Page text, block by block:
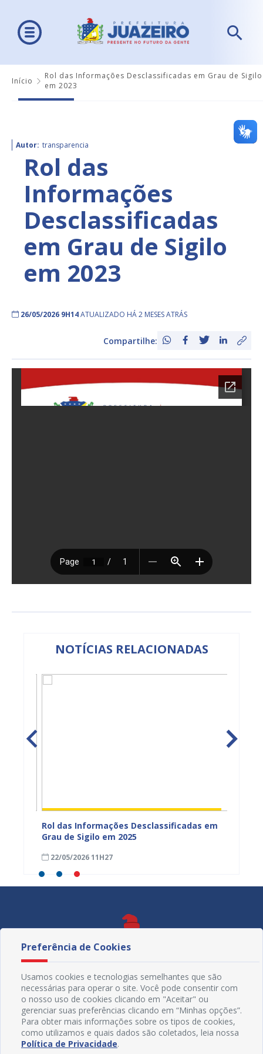
Início
Rol das Informações Desclassificadas em Grau de Sigilo
em 2023
Autor: transparencia
Rol das
Informações
Desclassificadas
em Grau de Sigilo
em 2023
26/05/2026 9H14ATUALIZADO HÁ 2 MESES ATRÁS
Compartilhe:
NOTÍCIAS RELACIONADAS
Rol das Informações Desclassificadas em
Grau de Sigilo em 2025
22/05/2026 11H27
Preferência de Cookies
Usamos cookies e tecnologias semelhantes que são
necessárias para operar o site. Você pode consentir com
o nosso uso de cookies clicando em "Aceitar" ou
gerenciar suas preferências clicando em “Minhas opções”.
Para obter mais informações sobre os tipos de cookies,
como utilizamos e quais dados são coletados, leia nossa
Política de Privacidade.